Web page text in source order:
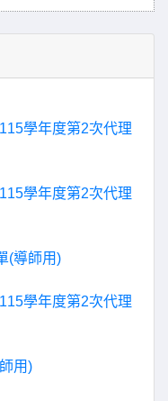
學年度第2次代理
學年度第2次代理
(導師用)
學年度第2次代理
用)